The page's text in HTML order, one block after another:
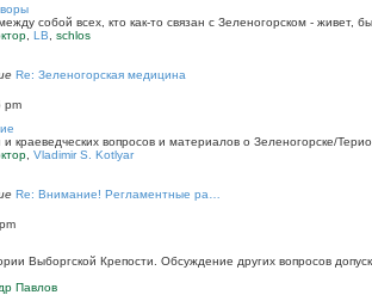
собой всех, кто как-то связан с Зеленогорском - живет,
LB
schlos
Re: Зеленогорская медицина
pm
краеведческих вопросов и материалов о Зеленогорске/
Vladimir S. Kotlyar
Re: Внимание! Регламентные ра…
Выборгской Крепости. Обсуждение других вопросов
Павлов